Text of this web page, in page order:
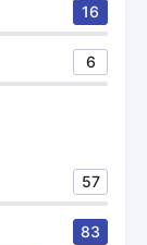
16
6
57
83